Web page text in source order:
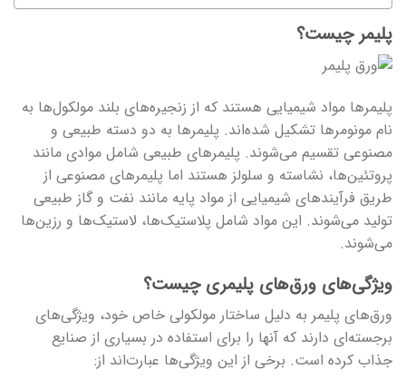
پلیمر چیست؟
پلیمرها مواد شیمیایی هستند که از زنجیره‌های بلند مولکول‌ها به
نام مونومرها تشکیل شده‌اند. پلیمرها به دو دسته طبیعی و
مصنوعی تقسیم می‌شوند. پلیمرهای طبیعی شامل موادی مانند
پروتئین‌ها، نشاسته و سلولز هستند اما پلیمرهای مصنوعی از
طریق فرآیندهای شیمیایی از مواد پایه مانند نفت و گاز طبیعی
تولید می‌شوند. این مواد شامل پلاستیک‌ها، لاستیک‌ها و رزین‌ها
می‌شوند.
ویژگی‌های ورق‌های پلیمری چیست؟
ورق‌های پلیمر به دلیل ساختار مولکولی خاص خود، ویژگی‌های
برجسته‌ای دارند که آن­ها را برای استفاده در بسیاری از صنایع
جذاب کرده است. برخی از این ویژگی‌ها عبارت‌اند از: